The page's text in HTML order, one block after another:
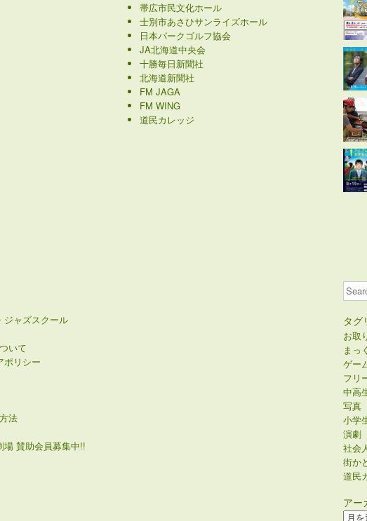
ジャズスクール
いて
ポリシー
法
場 賛助会員募集中!!
帯広市民文化ホール
士別市あさひサンライズホール
日本パークゴルフ協会
JA北海道中央会
十勝毎日新聞社
北海道新聞社
FM JAGA
FM WING
道民カレッジ
タグ
お取
まっ
ゲー
フリ
中高
写真
小学
演劇
社会
街か
道民
アー
ア